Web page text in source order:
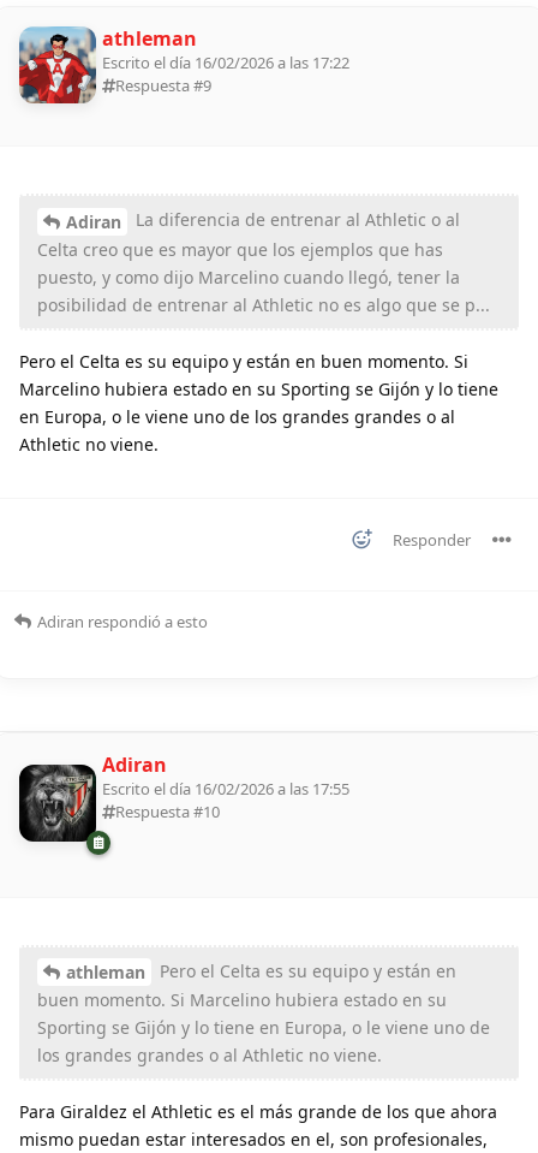
athleman
Escrito el día 16/02/2026 a las 17:22
Respuesta #9
Adiran
La diferencia de entrenar al Athletic o al
Celta creo que es mayor que los ejemplos que has
puesto, y como dijo Marcelino cuando llegó, tener la
posibilidad de entrenar al Athletic no es algo que se p...
Pero el Celta es su equipo y están en buen momento. Si
Marcelino hubiera estado en su Sporting se Gijón y lo tiene
en Europa, o le viene uno de los grandes grandes o al
Athletic no viene.
Responder
Adiran respondió a esto
Adiran
Escrito el día 16/02/2026 a las 17:55
Respuesta #10
athleman
Pero el Celta es su equipo y están en
buen momento. Si Marcelino hubiera estado en su
Sporting se Gijón y lo tiene en Europa, o le viene uno de
los grandes grandes o al Athletic no viene.
Para Giraldez el Athletic es el más grande de los que ahora
mismo puedan estar interesados en el, son profesionales,